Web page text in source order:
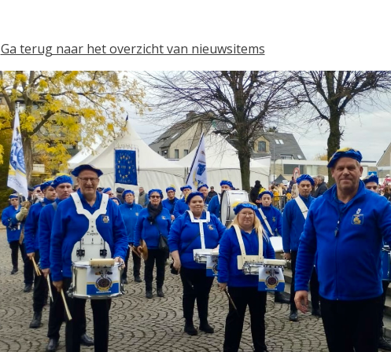
Ga terug naar het overzicht van nieuwsitems